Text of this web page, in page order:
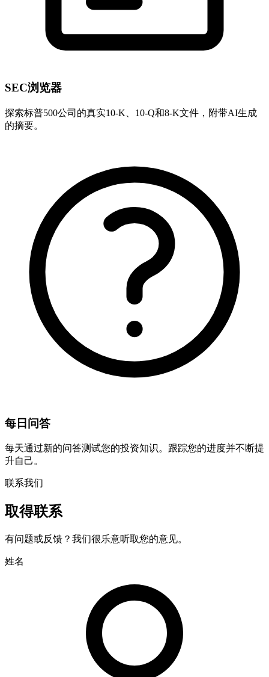
SEC浏览器
探索标普500公司的真实10-K、10-Q和8-K文件，附带AI生成
的摘要。
每日问答
每天通过新的问答测试您的投资知识。跟踪您的进度并不断提
升自己。
联系我们
取得联系
有问题或反馈？我们很乐意听取您的意见。
姓名